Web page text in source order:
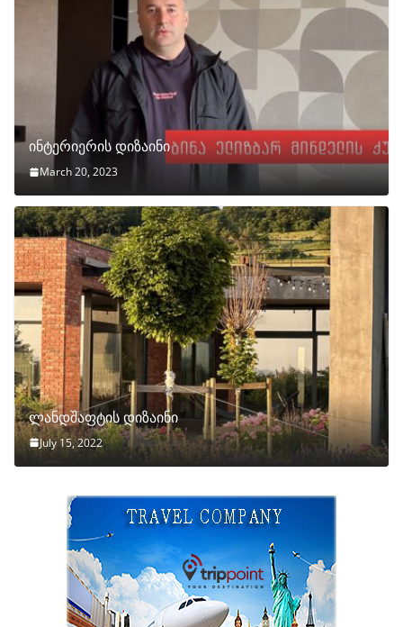
ინტერიერის დიზაინი
March 20, 2023
ლანდშაფტის დიზაინი
July 15, 2022